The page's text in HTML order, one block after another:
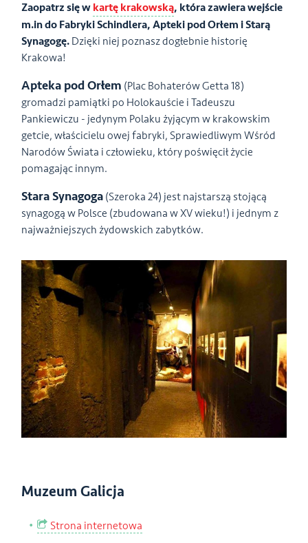
Zaopatrz się w kartę krakowską, która zawiera wejście
m.in do Fabryki Schindlera, Apteki pod Orłem i Starą
Synagogę. Dzięki niej poznasz dogłebnie historię
Krakowa!
Apteka pod Orłem (Plac Bohaterów Getta 18)
gromadzi pamiątki po Holokauście i Tadeuszu
Pankiewiczu - jedynym Polaku żyjącym w krakowskim
getcie, właścicielu owej fabryki, Sprawiedliwym Wśród
Narodów Świata i człowieku, który poświęcił życie
pomagając innym.
Stara Synagoga (Szeroka 24) jest najstarszą stojącą
synagogą w Polsce (zbudowana w XV wieku!) i jednym z
najważniejszych żydowskich zabytków.
Muzeum Galicja
Strona internetowa